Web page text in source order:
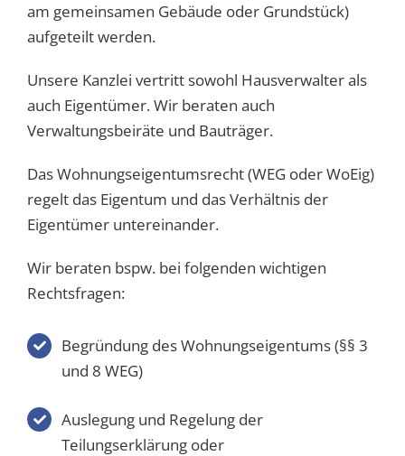
am gemeinsamen Gebäude oder Grundstück)
aufgeteilt werden.
Unsere Kanzlei vertritt sowohl Hausverwalter als
auch Eigentümer. Wir beraten auch
Verwaltungsbeiräte und Bauträger.
Das Wohnungseigentumsrecht (WEG oder WoEig)
regelt das Eigentum und das Verhältnis der
Eigentümer untereinander.
Wir beraten bspw. bei folgenden wichtigen
Rechtsfragen:
Begründung des Wohnungseigentums (§§ 3
und 8 WEG)
Auslegung und Regelung der
Teilungserklärung oder